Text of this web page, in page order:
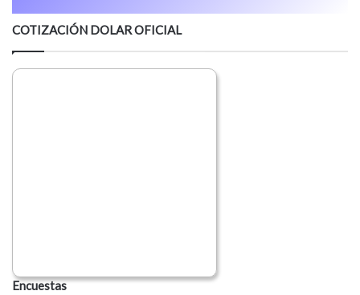
COTIZACIÓN DOLAR OFICIAL
Encuestas